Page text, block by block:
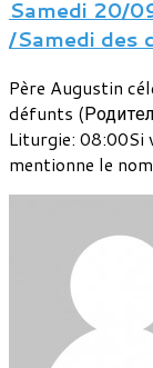
Samedi 20/
/Samedi des
Père Augustin
défunts
Liturgie: 08:00Si
mentionne le